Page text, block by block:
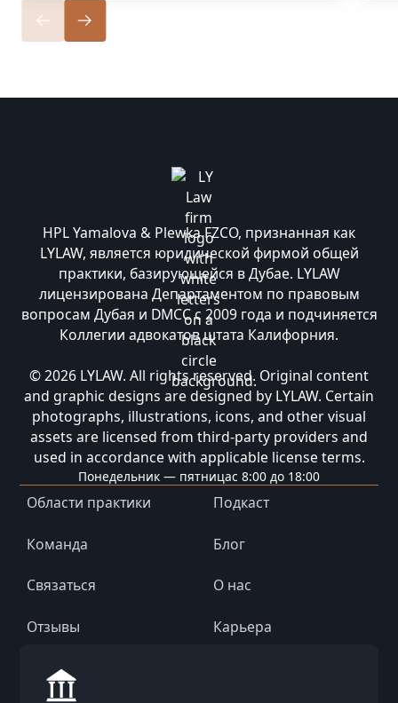
HPL Yamalova & Plewka FZCO, признанная как
LYLAW, является юридической фирмой общей
практики, базирующейся в Дубае. LYLAW
лицензирована Департаментом по правовым
вопросам Дубая и DMCC с 2009 года и подчиняется
Коллегии адвокатов штата Калифорния.
© 2026 LYLAW. All rights reserved. Original content
and graphic designs are designed by LYLAW. Certain
photographs, illustrations, icons, and other visual
assets are licensed from third-party providers and
used in accordance with applicable license terms.
Понедельник — пятницас 8:00 до 18:00
Области практики Подкаст
Команда Блог
Связаться О нас
Отзывы Карьера